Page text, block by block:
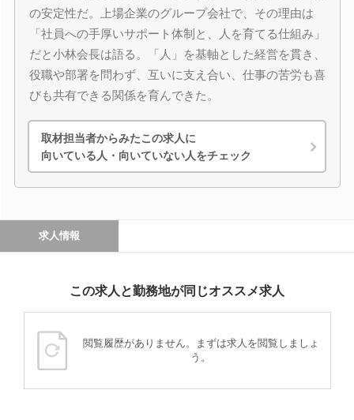
の安定性だ。上場企業のグループ会社で、その理由は
「社員への手厚いサポート体制と、人を育てる仕組み」
だと小林会長は語る。「人」を基軸とした経営を貫き、
役職や部署を問わず、互いに支え合い、仕事の苦労も喜
びも共有できる関係を育んできた。
取材担当者からみたこの求人に
向いている人・向いていない人をチェック
求人情報
この求人と勤務地が同じオススメ求人
閲覧履歴がありません。まずは求人を閲覧しましょ
う。